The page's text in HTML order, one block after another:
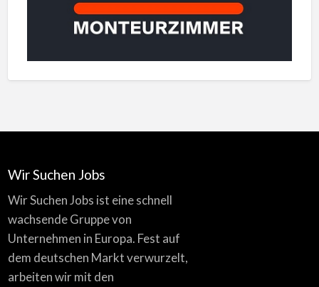
Wir Suchen Jobs
Wir Suchen Jobs ist eine schnell
wachsende Gruppe von
Unternehmen in Europa. Fest auf
dem deutschen Markt verwurzelt,
arbeiten wir mit den